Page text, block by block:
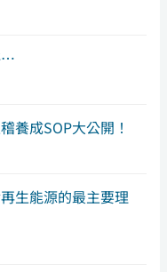
…
養成SOP大公開！
生能源的最主要理